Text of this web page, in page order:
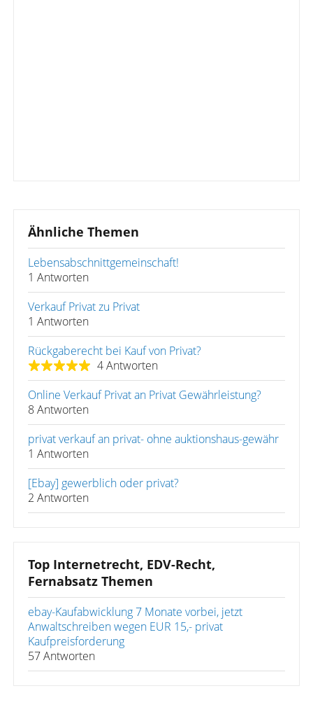
Ähnliche Themen
Lebensabschnittgemeinschaft!
1 Antworten
Verkauf Privat zu Privat
1 Antworten
Rückgaberecht bei Kauf von Privat?
4 Antworten
Online Verkauf Privat an Privat Gewährleistung?
8 Antworten
privat verkauf an privat- ohne auktionshaus-gewähr
1 Antworten
[Ebay] gewerblich oder privat?
2 Antworten
Top Internetrecht, EDV-Recht,
Fernabsatz Themen
ebay-Kaufabwicklung 7 Monate vorbei, jetzt
Anwaltschreiben wegen EUR 15,- privat
Kaufpreisforderung
57 Antworten